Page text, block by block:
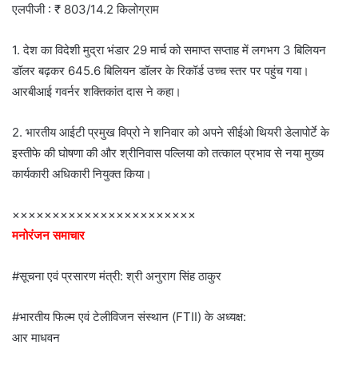
एलपीजी : ₹ 803/14.2 किलोग्राम
1. देश का विदेशी मुद्रा भंडार 29 मार्च को समाप्त सप्ताह में लगभग 3 बिलियन
डॉलर बढ़कर 645.6 बिलियन डॉलर के रिकॉर्ड उच्च स्तर पर पहुंच गया।
आरबीआई गवर्नर शक्तिकांत दास ने कहा।
2. भारतीय आईटी प्रमुख विप्रो ने शनिवार को अपने सीईओ थियरी डेलापोर्टे के
इस्तीफे की घोषणा की और श्रीनिवास पल्लिया को तत्काल प्रभाव से नया मुख्य
कार्यकारी अधिकारी नियुक्त किया।
×××××××××××××××××××××××
मनोरंजन समाचार
#सूचना एवं प्रसारण मंत्री: श्री अनुराग सिंह ठाकुर
#भारतीय फिल्म एवं टेलीविजन संस्थान (FTII) के अध्यक्ष:
आर माधवन